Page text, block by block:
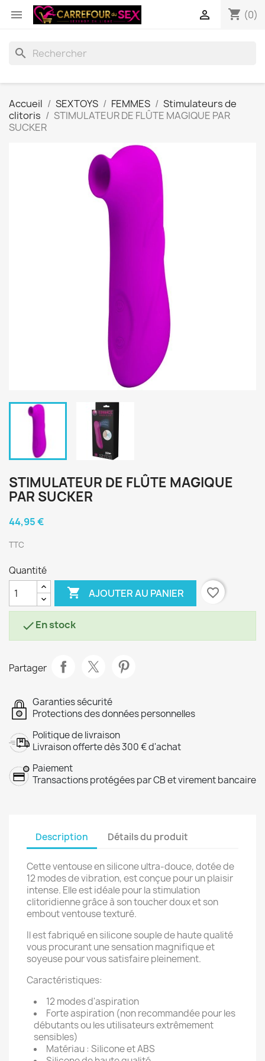
 shopping_cart (0)

search
Accueil SEXTOYS FEMMES
Stimulateurs de
clitoris
STIMULATEUR DE FLÛTE MAGIQUE PAR
SUCKER
STIMULATEUR DE FLÛTE MAGIQUE
PAR SUCKER
44,95 €
TTC
Quantité
 AJOUTER AU PANIER favorite_border
En stock
Partager
Garanties sécurité
Protections des données personnelles
Politique de livraison
Livraison offerte dès 300 € d'achat
Paiement
Transactions protégées par CB et virement bancaire
Description Détails du produit
Cette ventouse en silicone ultra-douce, dotée de
12 modes de vibration, est conçue pour un plaisir
intense. Elle est idéale pour la stimulation
clitoridienne grâce à son toucher doux et son
embout ventouse texturé.
Il est fabriqué en silicone souple de haute qualité
vous procurant une sensation magnifique et
soyeuse pour vous satisfaire pleinement.
Caractéristiques:
12 modes d'aspiration
Forte aspiration (non recommandée pour les
débutants ou les utilisateurs extrêmement
sensibles)
Matériau : Silicone et ABS